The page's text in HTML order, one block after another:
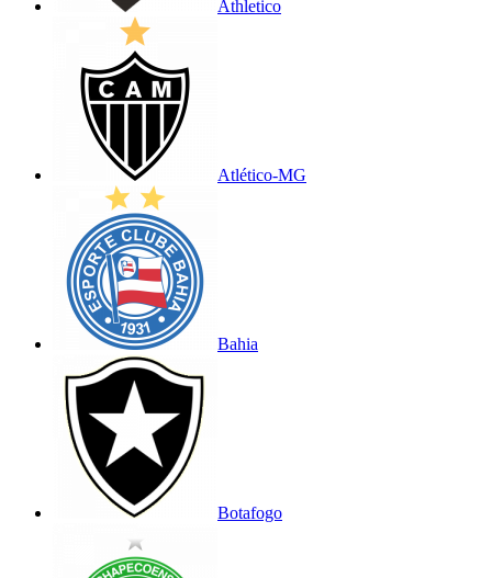
Athletico
Atlético-MG
Bahia
Botafogo